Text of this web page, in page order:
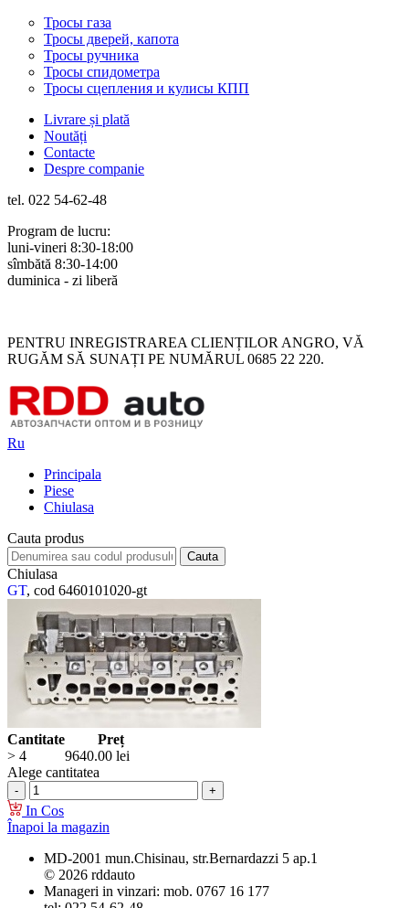
Тросы газа
Тросы дверей, капота
Тросы ручника
Тросы спидометра
Тросы сцепления и кулисы КПП
Livrare și plată
Noutăți
Contacte
Despre companie
tel. 022 54-62-48
Program de lucru:
luni-vineri 8:30-18:00
sîmbătă 8:30-14:00
duminica - zi liberă
PENTRU INREGISTRAREA CLIENȚILOR ANGRO, VĂ
RUGĂM SĂ SUNAȚI PE NUMĂRUL 0685 22 220.
Ru
Principala
Piese
Chiulasa
Cauta produs
Chiulasa
GT, cod 6460101020-gt
Cantitate
Preț
> 4
9640.00 lei
Alege cantitatea
In Cos
Înapoi la magazin
MD-2001 mun.Chisinau, str.Bernardazzi 5 ap.1
© 2026 rddauto
Manageri in vinzari: mob. 0767 16 177